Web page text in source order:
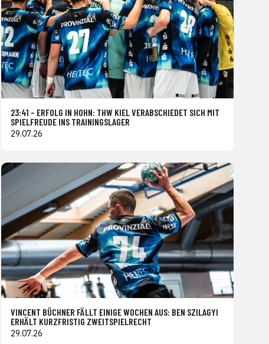
23:41 – ERFOLG IN HOHN: THW KIEL VERABSCHIEDET SICH MIT
SPIELFREUDE INS TRAININGSLAGER
29.07.26
VINCENT BÜCHNER FÄLLT EINIGE WOCHEN AUS: BEN SZILAGYI
ERHÄLT KURZFRISTIG ZWEITSPIELRECHT
29.07.26